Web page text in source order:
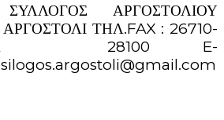
ΑΡΓΟΣΤΟΛΙΟΥ
ΤΗΛ.FAX : 26710-
28100 E-